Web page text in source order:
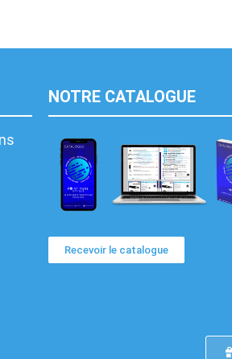
NOTRE CATALOGUE
Recevoir le catalogue